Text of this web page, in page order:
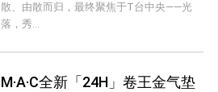
散、由散而归，最终聚焦于T台中央——光
落，秀...
M·A·C全新「24H」卷王金气垫